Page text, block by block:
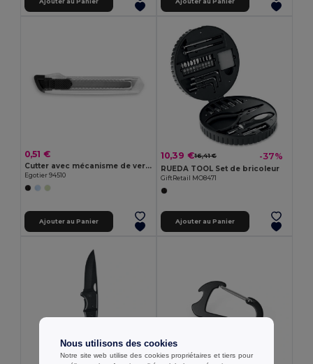
0,51 €
Cutter avec mécanisme de verrouillage
Egotier 94510
Ajouter au Panier
10,39 €16,41 € -37%
RUEDA TOOL Set de bricoleur
GiftRetail MO8471
Ajouter au Panier
Nous utilisons des cookies
Notre site web utilise des cookies propriétaires et tiers pour